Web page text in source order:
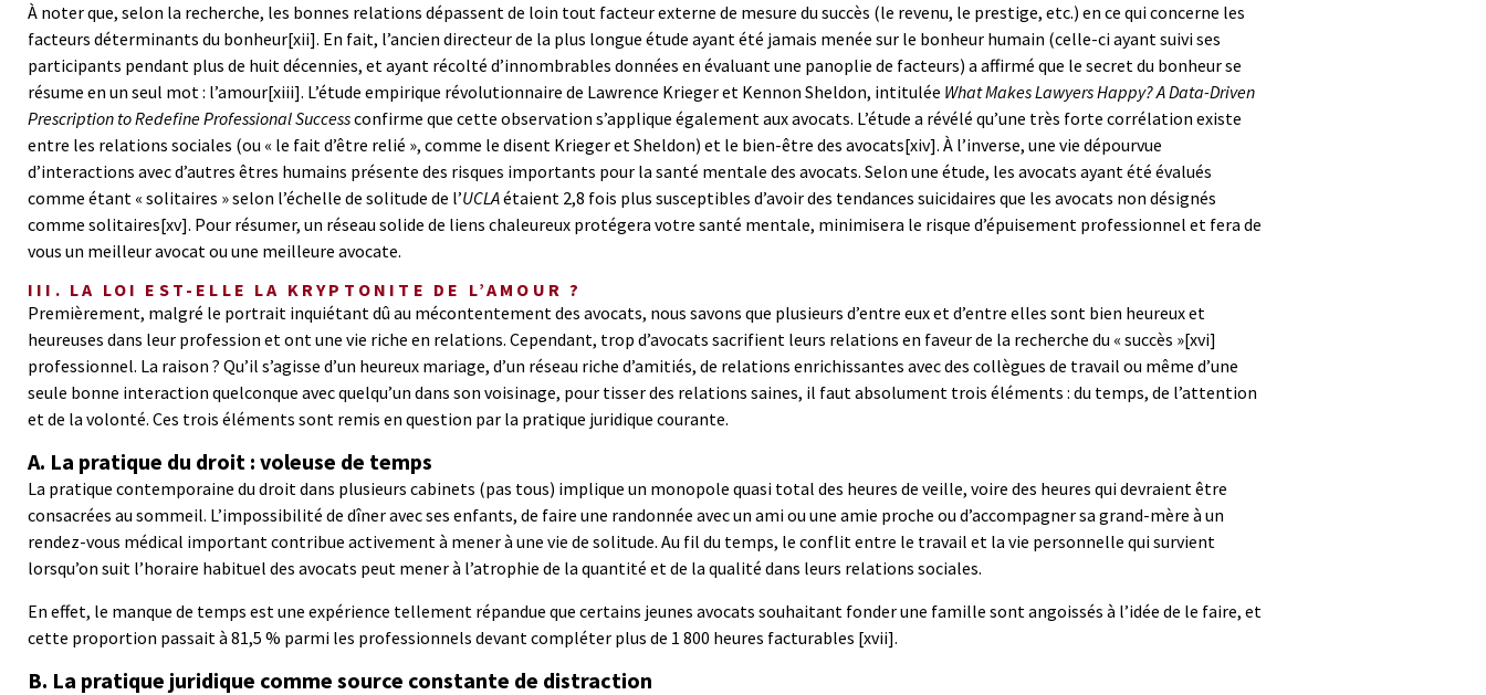
À noter que, selon la recherche, les bonnes relations dépassent de loin tout facteur externe de mesure du succès (le revenu, le prestige, etc.) en ce qui concerne les
facteurs déterminants du bonheur[xii]. En fait, l’ancien directeur de la plus longue étude ayant été jamais menée sur le bonheur humain (celle-ci ayant suivi ses
participants pendant plus de huit décennies, et ayant récolté d’innombrables données en évaluant une panoplie de facteurs) a affirmé que le secret du bonheur se
résume en un seul mot : l’amour[xiii]. L’étude empirique révolutionnaire de Lawrence Krieger et Kennon Sheldon, intitulée What Makes Lawyers Happy? A Data-Driven
Prescription to Redefine Professional Successconfirme que cette observation s’applique également aux avocats. L’étude a révélé qu’une très forte corrélation existe
entre les relations sociales (ou « le fait d’être relié », comme le disent Krieger et Sheldon) et le bien-être des avocats[xiv]. À l’inverse, une vie dépourvue
d’interactions avec d’autres êtres humains présente des risques importants pour la santé mentale des avocats. Selon une étude, les avocats ayant été évalués
comme étant « solitaires » selon l’échelle de solitude de l’UCLAétaient 2,8 fois plus susceptibles d’avoir des tendances suicidaires que les avocats non désignés
comme solitaires[xv]. Pour résumer, un réseau solide de liens chaleureux protégera votre santé mentale, minimisera le risque d’épuisement professionnel et fera de
vous un meilleur avocat ou une meilleure avocate.
III. LA LOI EST-ELLE LA KRYPTONITE DE L’AMOUR ?
Premièrement, malgré le portrait inquiétant dû au mécontentement des avocats, nous savons que plusieurs d’entre eux et d’entre elles sont bien heureux et
heureuses dans leur profession et ont une vie riche en relations. Cependant, trop d’avocats sacrifient leurs relations en faveur de la recherche du « succès »[xvi]
professionnel. La raison ? Qu’il s’agisse d’un heureux mariage, d’un réseau riche d’amitiés, de relations enrichissantes avec des collègues de travail ou même d’une
seule bonne interaction quelconque avec quelqu’un dans son voisinage, pour tisser des relations saines, il faut absolument trois éléments : du temps, de l’attention
et de la volonté. Ces trois éléments sont remis en question par la pratique juridique courante.
A. La pratique du droit : voleuse de temps
La pratique contemporaine du droit dans plusieurs cabinets (pas tous) implique un monopole quasi total des heures de veille, voire des heures qui devraient être
consacrées au sommeil. L’impossibilité de dîner avec ses enfants, de faire une randonnée avec un ami ou une amie proche ou d’accompagner sa grand-mère à un
rendez-vous médical important contribue activement à mener à une vie de solitude. Au fil du temps, le conflit entre le travail et la vie personnelle qui survient
lorsqu’on suit l’horaire habituel des avocats peut mener à l’atrophie de la quantité et de la qualité dans leurs relations sociales.
En effet, le manque de temps est une expérience tellement répandue que certains jeunes avocats souhaitant fonder une famille sont angoissés à l’idée de le faire, et
cette proportion passait à 81,5 % parmi les professionnels devant compléter plus de 1 800 heures facturables [xvii].
B. La pratique juridique comme source constante de distraction